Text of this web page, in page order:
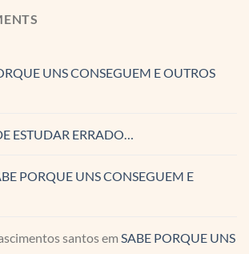
UNS CONSEGUEM E OUTROS
ESTUDAR ERRADO…
PORQUE UNS CONSEGUEM E
santosem SABE PORQUE UNS